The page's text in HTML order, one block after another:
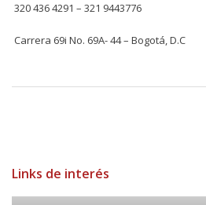
320 436 4291 – 321 9443776
Carrera 69i No. 69A- 44 – Bogotá, D.C
Links de interés